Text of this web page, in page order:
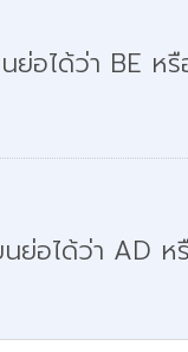
ย่อได้ว่า BE ห
ย่อได้ว่า AD ห